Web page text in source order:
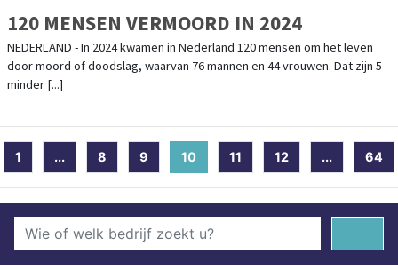
120 MENSEN VERMOORD IN 2024
NEDERLAND - In 2024 kwamen in Nederland 120 mensen om het leven
door moord of doodslag, waarvan 76 mannen en 44 vrouwen. Dat zijn 5
minder [...]
1 ... 8 9 10 (current)
11 12 ... 64